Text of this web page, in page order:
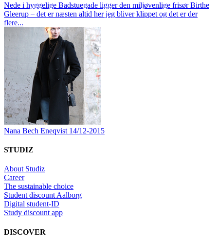
Nede i hyggelige Badstuegade ligger den miljøvenlige frisør Birthe
Gleerup – det er næsten altid her jeg bliver klippet og det er der
flere...
Nana Bech Eneqvist 14/12-2015
STUDIZ
About Studiz
Career
The sustainable choice
Student discount Aalborg
Digital student-ID
Study discount app
DISCOVER